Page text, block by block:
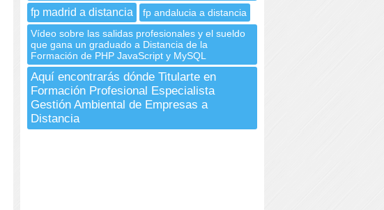
fp madrid a distancia
fp andalucia a distancia
Vídeo sobre las salidas profesionales y el sueldo
que gana un graduado a Distancia de la
Formación de PHP JavaScript y MySQL
Aquí encontrarás dónde Titularte en
Formación Profesional Especialista
Gestión Ambiental de Empresas a
Distancia